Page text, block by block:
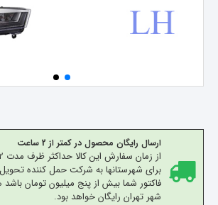
ارسال رایگان محصول در کمتر از 2 ساعت
برای شهرستانها به شرکت حمل کننده
فاکتور شما بیش از پنج میلیون تومان
شهر تهران رایگان خواهد بود.